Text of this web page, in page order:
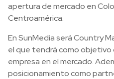
apertura de mercado en
Centroamérica.
En SunMedia será Country
el que tendrá como objetivo
empresa en el mercado.
posicionamiento como